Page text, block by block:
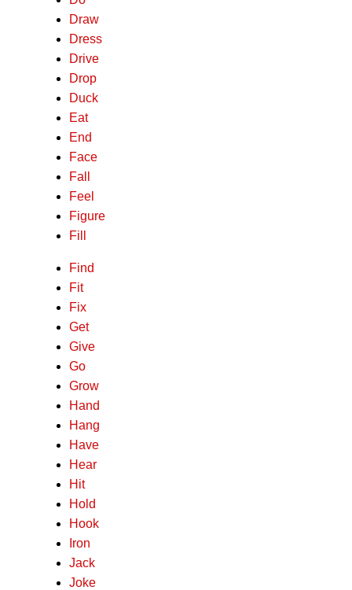
Draw
Dress
Drive
Drop
Duck
Eat
End
Face
Fall
Feel
Figure
Fill
Find
Fit
Fix
Get
Give
Go
Grow
Hand
Hang
Have
Hear
Hit
Hold
Hook
Iron
Jack
Joke